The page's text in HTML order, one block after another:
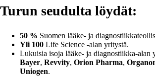
Turun seudulta löydät:
50 % Suomen lääke- ja
Yli 100 Life Science -alan yritystä.
Lukuisia isoja lääke- ja diagnostiikka-alan
Bayer, Revvity, Orion Pharma,
Uniogen.